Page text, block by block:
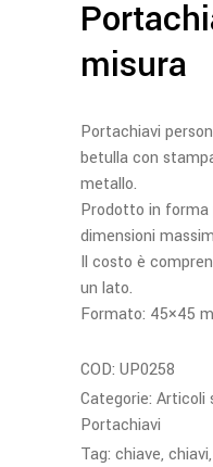
misura
Portachiavi
betulla con
metallo.
Prodotto in
dimensioni
Il costo è
un lato.
Formato: 45×45
COD: UP0258
Categorie: Articoli
Portachiavi
Tag: chiave, chiavi,